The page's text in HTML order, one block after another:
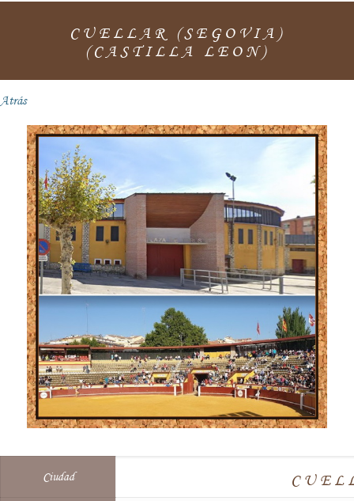
CUELLAR (SEGOVIA)
(CASTILLA LEON)
Atrás
Ciudad